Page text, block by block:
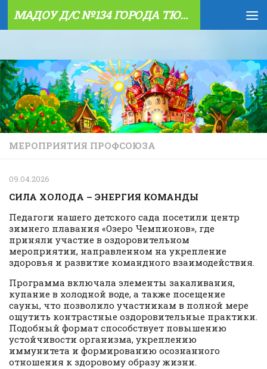
Skip to content МАДОУ Д/С №134 ГОРОДА ТЮМЕНИ
МЕРОПРИЯТИЯ ПРОФСОЮЗА
09.04.2026
СИЛА ХОЛОДА – ЭНЕРГИЯ КОМАНДЫ
Педагоги нашего детского сада посетили центр
зимнего плавания «Озеро Чемпионов», где
приняли участие в оздоровительном
мероприятии, направленном на укрепление
здоровья и развитие командного взаимодействия.
Программа включала элементы закаливания,
купание в холодной воде, а также посещение
сауны, что позволило участникам в полной мере
ощутить контрастные оздоровительные практики.
Подобный формат способствует повышению
устойчивости организма, укреплению
иммунитета и формированию осознанного
отношения к здоровому образу жизни.